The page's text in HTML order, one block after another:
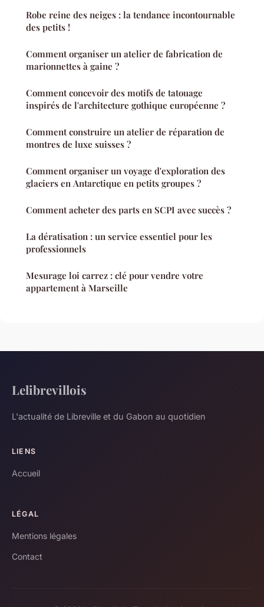
Robe reine des neiges : la tendance incontournable
des petits !
Comment organiser un atelier de fabrication de
marionnettes à gaine ?
Comment concevoir des motifs de tatouage
inspirés de l'architecture gothique européenne ?
Comment construire un atelier de réparation de
montres de luxe suisses ?
Comment organiser un voyage d'exploration des
glaciers en Antarctique en petits groupes ?
Comment acheter des parts en SCPI avec succès ?
La dératisation : un service essentiel pour les
professionnels
Mesurage loi carrez : clé pour vendre votre
appartement à Marseille
Lelibrevillois
L'actualité de Libreville et du Gabon au quotidien
LIENS
Accueil
LÉGAL
Mentions légales
Contact